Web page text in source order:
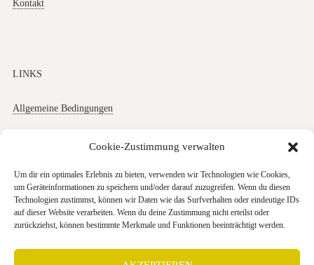
Cookie-Zustimmung verwalten
Um dir ein optimales Erlebnis zu bieten, verwenden wir Technologien wie Cookies,
um Geräteinformationen zu speichern und/oder darauf zuzugreifen. Wenn du diesen
Technologien zustimmst, können wir Daten wie das Surfverhalten oder eindeutige IDs
auf dieser Website verarbeiten. Wenn du deine Zustimmung nicht erteilst oder
zurückziehst, können bestimmte Merkmale und Funktionen beeinträchtigt werden.
Kontakt
LINKS
Allgemeine Bedingungen
Cookies